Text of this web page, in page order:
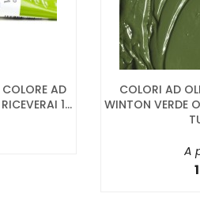
AD
1...
COLORI AD
WINTON VERDE
A